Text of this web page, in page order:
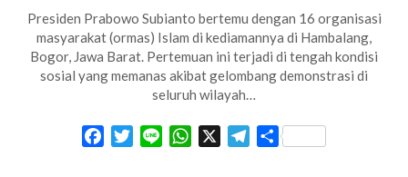
Presiden Prabowo Subianto bertemu dengan 16 organisasi
masyarakat (ormas) Islam di kediamannya di Hambalang,
Bogor, Jawa Barat. Pertemuan ini terjadi di tengah kondisi
sosial yang memanas akibat gelombang demonstrasi di
seluruh wilayah…
FacebookTwitterLine WhatsApp Telegram
Share